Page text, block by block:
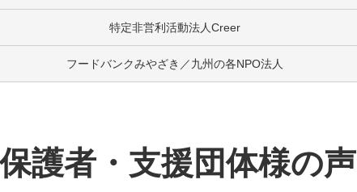
特定非営利活動法人Creer
フードバンクみやざき／九州の各NPO法人
護者・支援団体様の声